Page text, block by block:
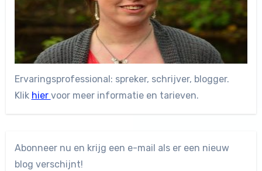
Ervaringsprofessional: spreker, schrijver, blogger.
Klik hier voor meer informatie en tarieven.
Abonneer nu en krijg een e-mail als er een nieuw
blog verschijnt!